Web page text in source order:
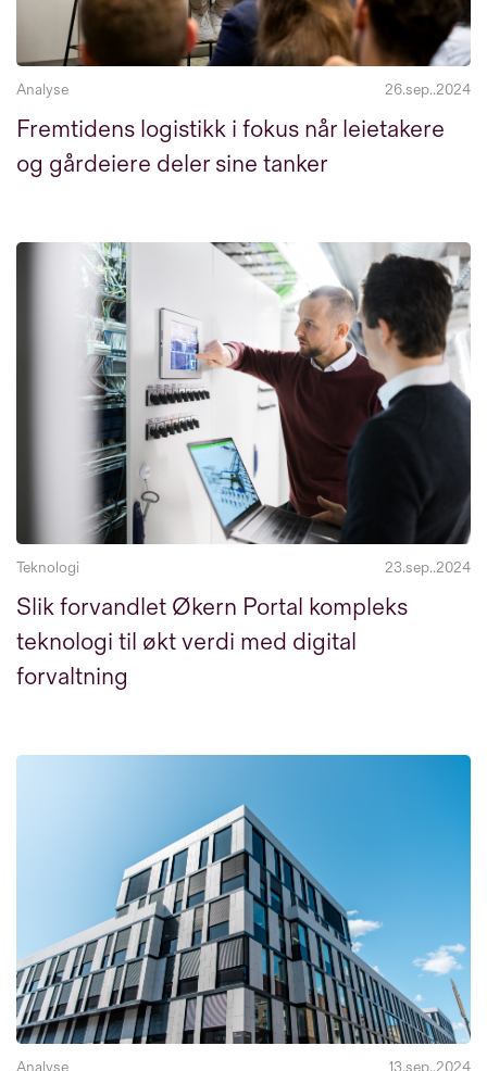
Analyse 26.sep..2024
Fremtidens logistikk i fokus når leietakere
og gårdeiere deler sine tanker
Teknologi 23.sep..2024
Slik forvandlet Økern Portal kompleks
teknologi til økt verdi med digital
forvaltning
Analyse 13.sep..2024